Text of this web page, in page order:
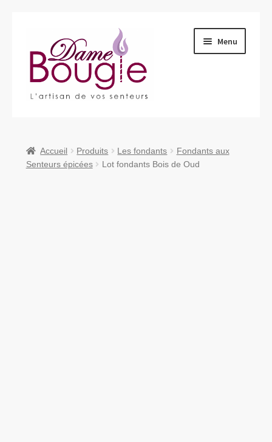
à
la
navigation
au
contenu
Menu
enfant
Produits
Accueil Produits Les fondants
Fondants aux
Senteurs épicées
Lot fondants Bois de Oud